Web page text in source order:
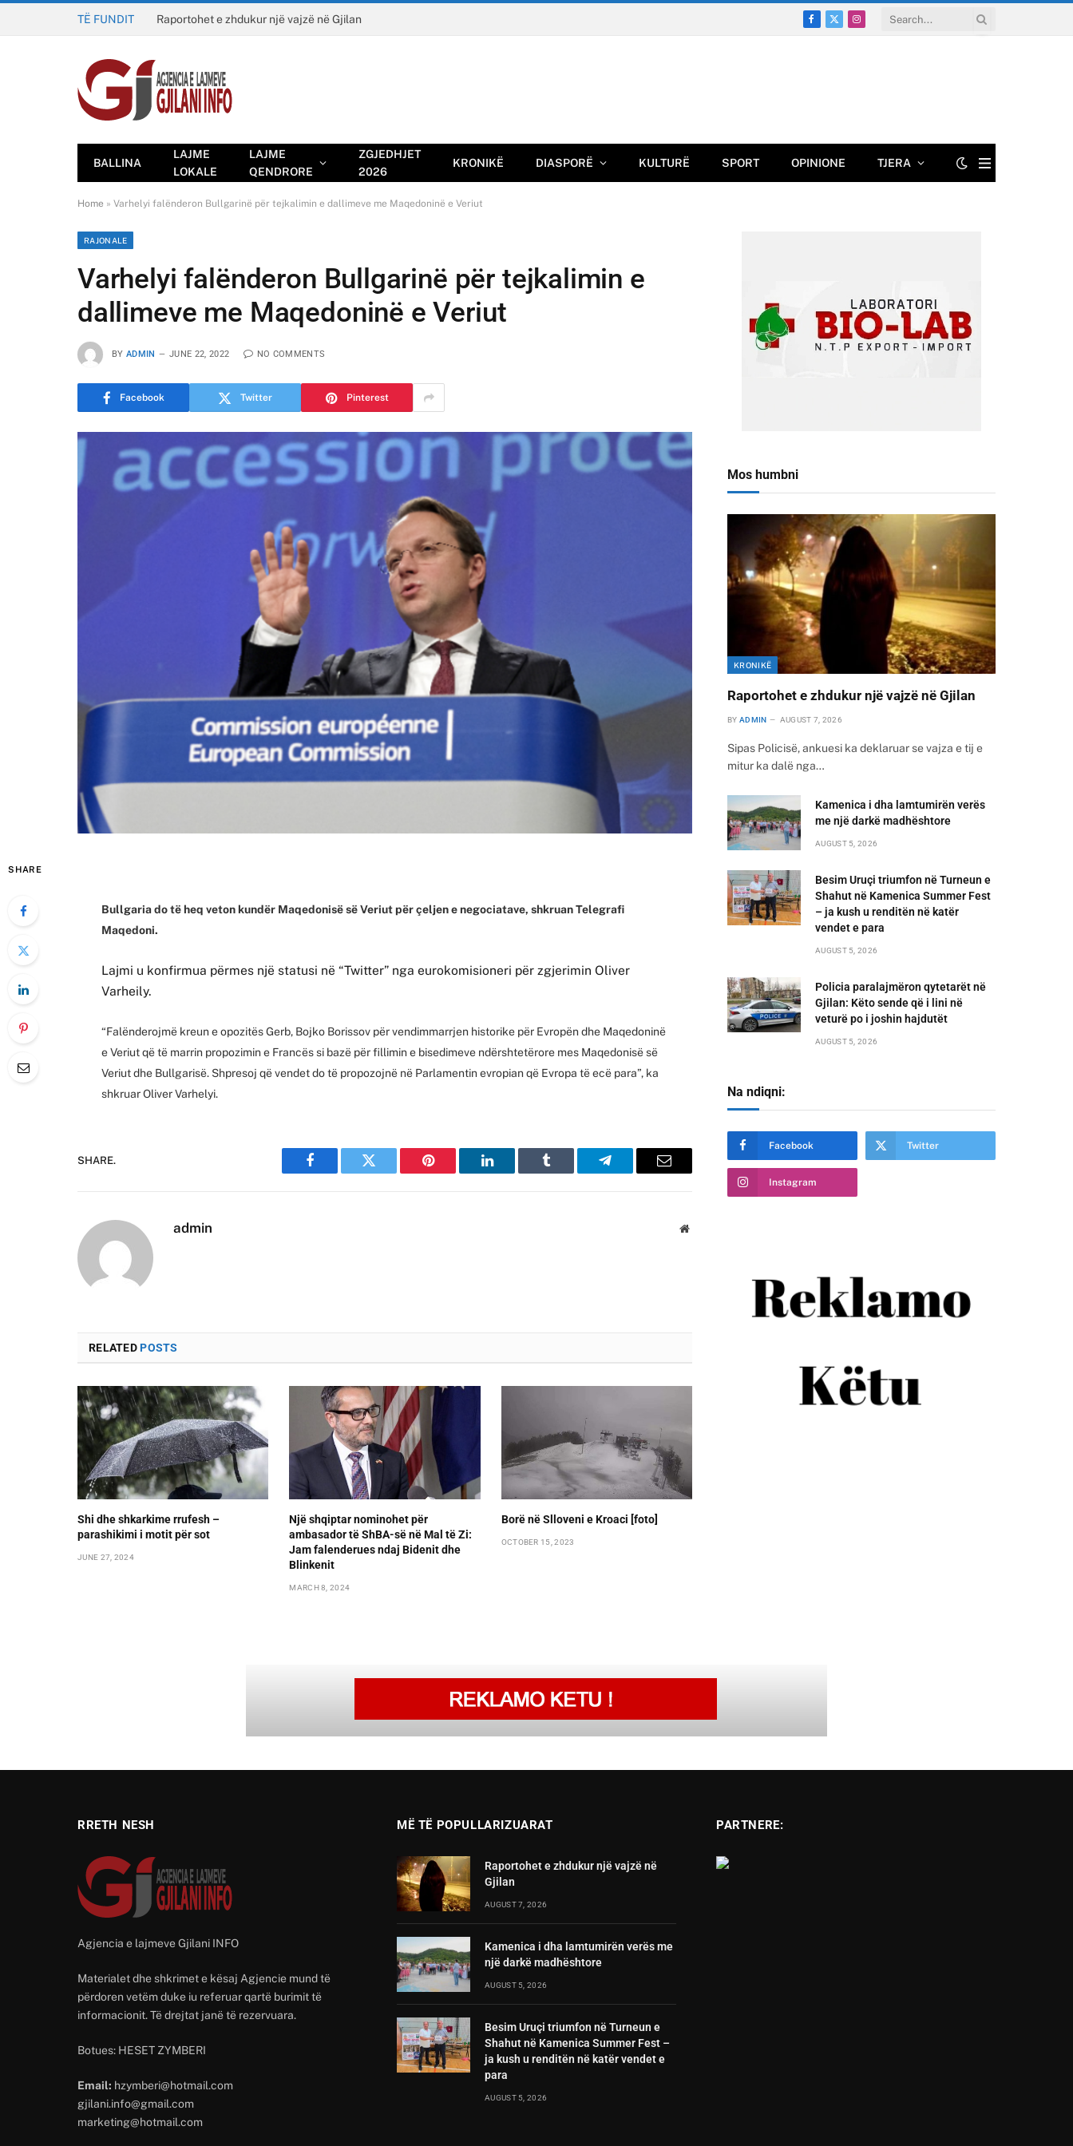
TË FUNDIT Raportohet e zhdukur një vajzë në Gjilan
Facebook
X
Instagram
BALLINA
LAJME
LOKALE
LAJME
QENDRORE
ZGJEDHJET
2026
KRONIKË DIASPORË KULTURË SPORT OPINIONE TJERA
Home » Varhelyi falënderon Bullgarinë për tejkalimin e dallimeve me Maqedoninë e Veriut
RAJONALE
Varhelyi falënderon Bullgarinë për tejkalimin e
dallimeve me Maqedoninë e Veriut
BY ADMIN JUNE 22, 2022 NO COMMENTS
Facebook Twitter Pinterest
SHARE
Bullgaria do të heq veton kundër Maqedonisë së Veriut për çeljen e negociatave, shkruan Telegrafi
Maqedoni.
Lajmi u konfirmua përmes një statusi në “Twitter” nga eurokomisioneri për zgjerimin Oliver
Varheily.
“Falënderojmë kreun e opozitës Gerb, Bojko Borissov për vendimmarrjen historike për Evropën dhe Maqedoninë
e Veriut që të marrin propozimin e Francës si bazë për fillimin e bisedimeve ndërshtetërore mes Maqedonisë së
Veriut dhe Bullgarisë. Shpresoj që vendet do të propozojnë në Parlamentin evropian që Evropa të ecë para”, ka
shkruar Oliver Varhelyi.
SHARE.
Facebook Twitter Pinterest LinkedIn Tumblr Telegram Email
admin Website
RELATEDPOSTS
Shi dhe shkarkime rrufesh –
parashikimi i motit për sot
JUNE 27, 2024
Një shqiptar nominohet për
ambasador të ShBA-së në Mal të Zi:
Jam falenderues ndaj Bidenit dhe
Blinkenit
MARCH 8, 2024
Borë në Slloveni e Kroaci [foto]
OCTOBER 15, 2023
Mos humbni
KRONIKË
Raportohet e zhdukur një vajzë në Gjilan
BY ADMIN AUGUST 7, 2026
Sipas Policisë, ankuesi ka deklaruar se vajza e tij e
mitur ka dalë nga…
Kamenica i dha lamtumirën verës
me një darkë madhështore
AUGUST 5, 2026
Besim Uruçi triumfon në Turneun e
Shahut në Kamenica Summer Fest
– ja kush u renditën në katër
vendet e para
AUGUST 5, 2026
Policia paralajmëron qytetarët në
Gjilan: Këto sende që i lini në
veturë po i joshin hajdutët
AUGUST 5, 2026
Na ndiqni:
Facebook Twitter
Instagram
RRETH NESH
Agjencia e lajmeve Gjilani INFO
Materialet dhe shkrimet e kësaj Agjencie mund të
përdoren vetëm duke iu referuar qartë burimit të
informacionit. Të drejtat janë të rezervuara.
Botues: HESET ZYMBERI
Email: hzymberi@hotmail.com
gjilani.info@gmail.com
marketing@hotmail.com
MË TË POPULLARIZUARAT
Raportohet e zhdukur një vajzë në
Gjilan
AUGUST 7, 2026
Kamenica i dha lamtumirën verës me
një darkë madhështore
AUGUST 5, 2026
Besim Uruçi triumfon në Turneun e
Shahut në Kamenica Summer Fest –
ja kush u renditën në katër vendet e
para
AUGUST 5, 2026
PARTNERE: